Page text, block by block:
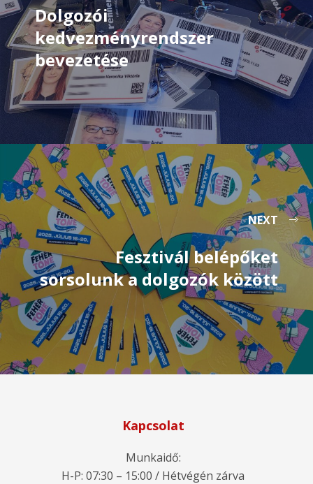
Dolgozói
kedvezményrendszer
bevezetése
NEXT
Fesztivál belépőket
sorsolunk a dolgozók között
Kapcsolat
Munkaidő:
H-P: 07:30 – 15:00 / Hétvégén zárva